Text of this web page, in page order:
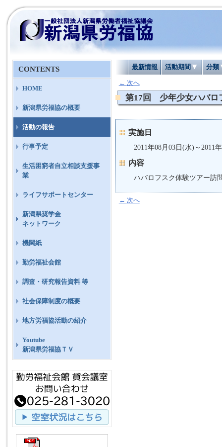
最新情報 活動期間 分類
← 次へ
第17回 少年少女ハバロ
実施日
2011年08月03日(水)～2011
内容
ハバロフスク体験ツアー訪
← 次へ
CONTENTS
HOME
新潟県労福協の概要
活動の報告
行事予定
生活困窮者自立相談支援事
業
ライフサポートセンター
新潟県奨学金
ネットワーク
機関紙
勤労福祉会館
調査・研究報告資料 等
社会保障制度の概要
地方労福協活動の紹介
Youtube
新潟県労福協ＴＶ